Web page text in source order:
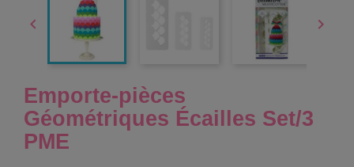
 
Emporte-pièces
Géométriques Écailles Set/3
PME